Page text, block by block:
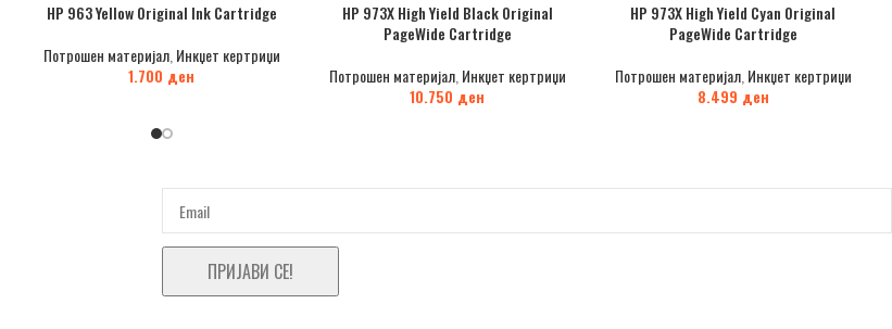
HP 963 Yellow Original Ink Cartridge
Потрошен материјал, Инкџет кертриџи
1.700 ден
HP 973X High Yield Black Original
PageWide Cartridge
Потрошен материјал, Инкџет кертриџи
10.750 ден
HP 973X High Yield Cyan Original
PageWide Cartridge
Потрошен материјал, Инкџет кертриџи
8.499 ден
ПРИЈАВИ СЕ!